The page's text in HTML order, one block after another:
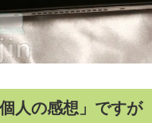
人の感想」ですが